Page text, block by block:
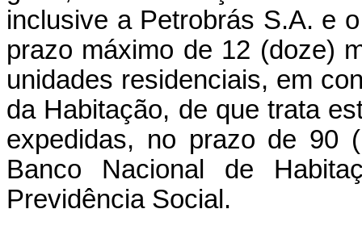
inclusive a Petrobrás S.A. e
prazo máximo de 12 (doze)
unidades residenciais, em
da Habitação, de que trata
expedidas, no prazo de 90
Banco Nacional de
Previdência Social.